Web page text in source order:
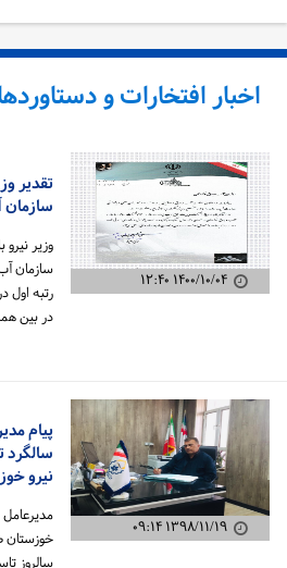
اخبار افتخارات و دستاوردها
۱۴۰۰/۱۰/۰۴ ۱۲:۴۰
تقدیر
سازمان
وزیر نیرو
سازمان
رتبه اول
در بین
۱۳۹۸/۱۱/۱۹ ۰۹:۱۴
پیام
سالگرد
نیرو
مدیرعامل
خوزستان
سالروز